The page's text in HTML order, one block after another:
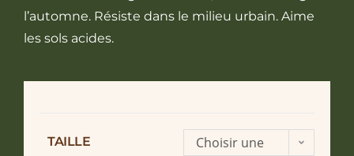
l’automne. Résiste dans le milieu urbain. Aime
les sols acides.
TAILLE
Choisir une